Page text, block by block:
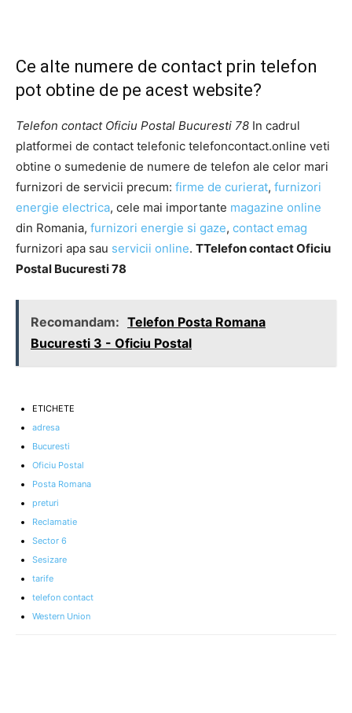
Ce alte numere de contact prin telefon
pot obtine de pe acest website?
Telefon contact Oficiu Postal Bucuresti 78 In cadrul
platformei de contact telefonic telefoncontact.online veti
obtine o sumedenie de numere de telefon ale celor mari
furnizori de servicii precum: firme de curierat, furnizori
energie electrica, cele mai importante magazine online
din Romania, furnizori energie si gaze, contact emag
furnizori apa sau servicii online. TTelefon contact Oficiu
Postal Bucuresti 78
Recomandam: Telefon Posta Romana
Bucuresti 3 - Oficiu Postal
ETICHETE
adresa
Bucuresti
Oficiu Postal
Posta Romana
preturi
Reclamatie
Sector 6
Sesizare
tarife
telefon contact
Western Union